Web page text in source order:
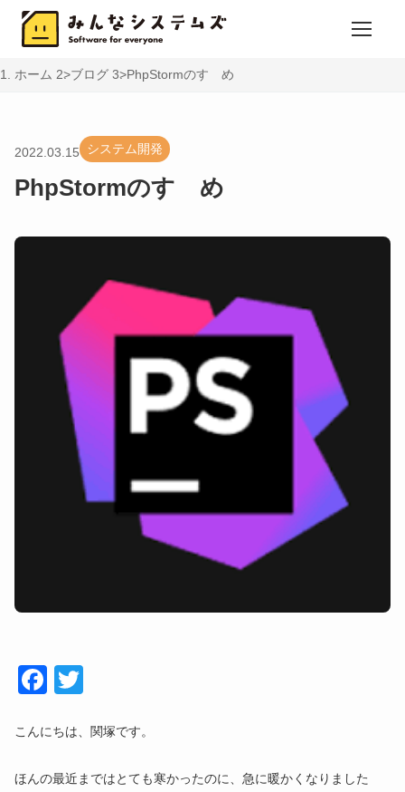
ホーム ブログ PhpStormのすゝめ
2022.03.15 システム開発
PhpStormのすゝめ
Face
こんにちは、関塚です。
ほんの最近まではとても寒かったのに、急に暖かくなりました